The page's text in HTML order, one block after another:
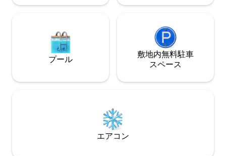
プール
敷地内無料駐⁠車
ス⁠ペ⁠ー⁠ス
エアコン